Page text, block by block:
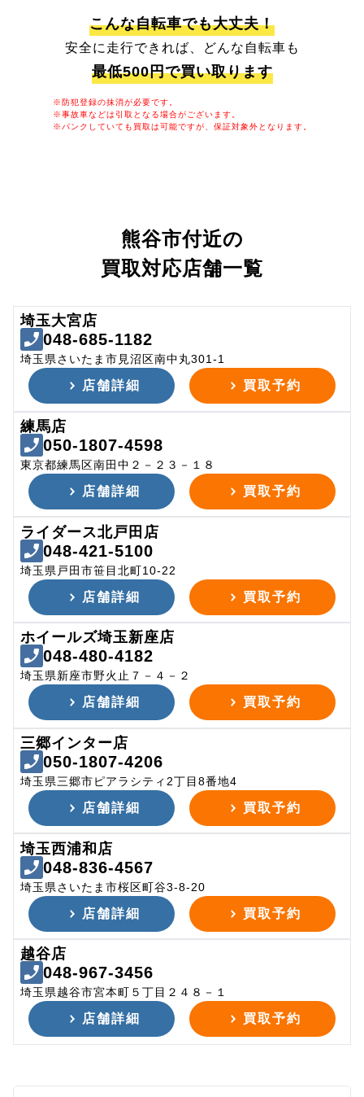
こんな自転車でも大丈夫！
安全に走行できれば、どんな自転車も
最低500円で買い取ります
※防犯登録の抹消が必要です。
※事故車などは引取となる場合がございます。
※パンクしていても買取は可能ですが、保証対象外となります。
熊谷市付近の
買取対応店舗一覧
埼玉大宮店
048-685-1182
埼玉県さいたま市見沼区南中丸301-1
店舗詳細 買取予約
練馬店
050-1807-4598
東京都練馬区南田中２－２３－１８
店舗詳細 買取予約
ライダース北戸田店
048-421-5100
埼玉県戸田市笹目北町10-22
店舗詳細 買取予約
ホイールズ埼玉新座店
048-480-4182
埼玉県新座市野火止７－４－２
店舗詳細 買取予約
三郷インター店
050-1807-4206
埼玉県三郷市ピアラシティ2丁目8番地4
店舗詳細 買取予約
埼玉西浦和店
048-836-4567
埼玉県さいたま市桜区町谷3-8-20
店舗詳細 買取予約
越谷店
048-967-3456
埼玉県越谷市宮本町５丁目２４８－１
店舗詳細 買取予約